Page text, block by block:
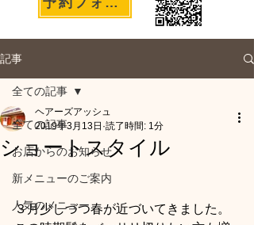
記事
全ての記事
お店からのお知らせ
新メニューのご案内
人気のメニュー
全ての記事
ショートスタイル
ヘアーズアッシュ
2019年3月13日 読了時間: 1分
３月少しづつ春が近づいてきました。